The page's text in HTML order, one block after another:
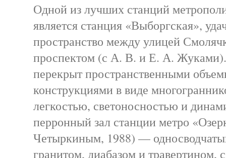
Одной из лучших станций
является станция «Выборгская»,
пространство между улицей
проспектом (с А. В. и Е. А.
перекрыт пространственными
конструкциями в виде
легкостью, светоносностью и
перронный зал станции метро
Четыркиным, 1988) —
гранитом, диабазом и травертином,